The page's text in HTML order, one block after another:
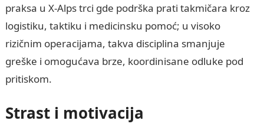
praksa u X-Alps trci gde podrška prati takmičara kroz
logistiku, taktiku i medicinsku pomoć; u visoko
rizičnim operacijama, takva disciplina smanjuje
greške i omogućava brze, koordinisane odluke pod
pritiskom.
Strast i motivacija